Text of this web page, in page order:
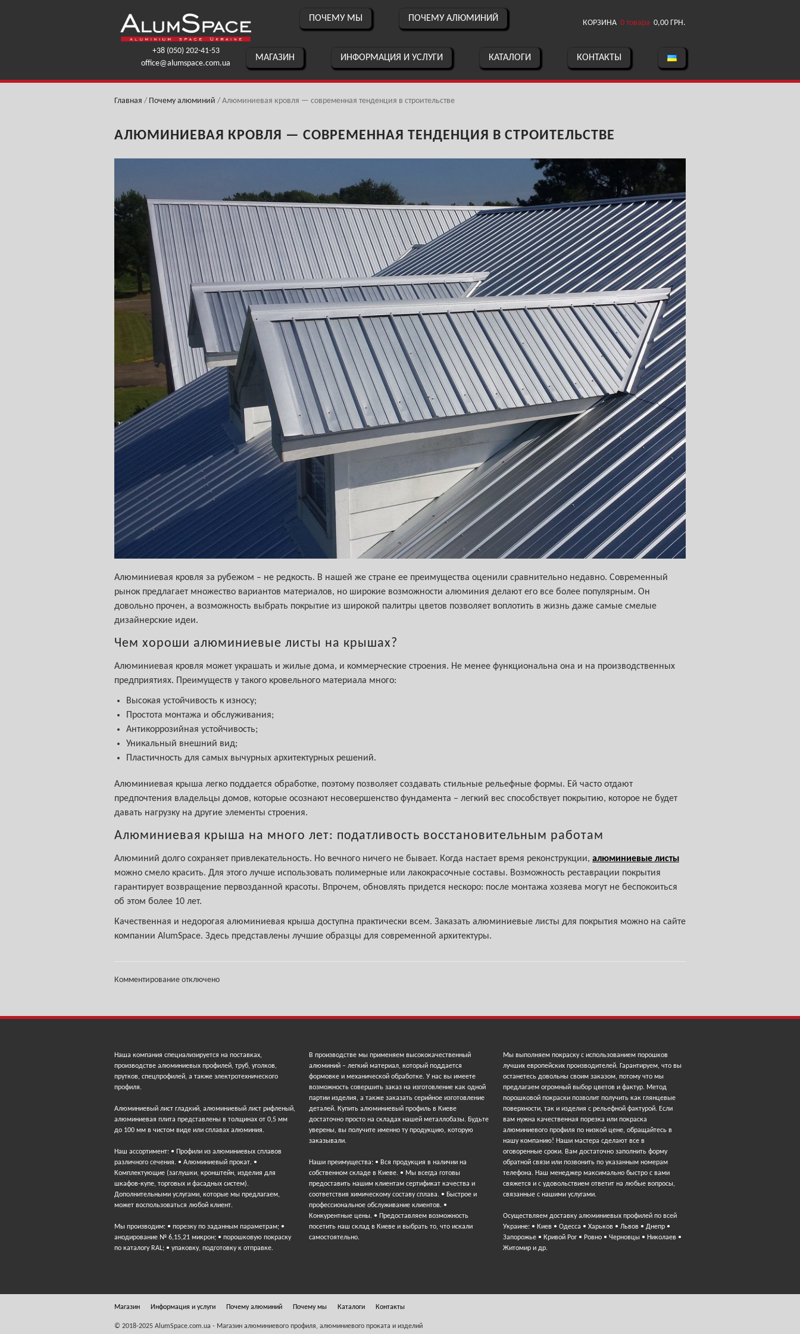
+38 (050) 202-41-53
office@alumspace.com.ua
ПОЧЕМУ МЫ ПОЧЕМУ АЛЮМИНИЙ КОРЗИНА 0 товара 0,00 ГРН.
МАГАЗИН ИНФОРМАЦИЯ И УСЛУГИ КАТАЛОГИ КОНТАКТЫ
Главная / Почему алюминий / Алюминиевая кровля — современная тенденция в строительстве
АЛЮМИНИЕВАЯ КРОВЛЯ — СОВРЕМЕННАЯ ТЕНДЕНЦИЯ В СТРОИТЕЛЬСТВЕ
Алюминиевая кровля за рубежом – не редкость. В нашей же стране ее преимущества оценили сравнительно недавно. Современный
рынок предлагает множество вариантов материалов, но широкие возможности алюминия делают его все более популярным. Он
довольно прочен, а возможность выбрать покрытие из широкой палитры цветов позволяет воплотить в жизнь даже самые смелые
дизайнерские идеи.
Чем хороши алюминиевые листы на крышах?
Алюминиевая кровля может украшать и жилые дома, и коммерческие строения. Не менее функциональна она и на производственных
предприятиях. Преимуществ у такого кровельного материала много:
Высокая устойчивость к износу;
Простота монтажа и обслуживания;
Антикоррозийная устойчивость;
Уникальный внешний вид;
Пластичность для самых вычурных архитектурных решений.
Алюминиевая крыша легко поддается обработке, поэтому позволяет создавать стильные рельефные формы. Ей часто отдают
предпочтения владельцы домов, которые осознают несовершенство фундамента – легкий вес способствует покрытию, которое не будет
давать нагрузку на другие элементы строения.
Алюминиевая крыша на много лет: податливость восстановительным работам
Алюминий долго сохраняет привлекательность. Но вечного ничего не бывает. Когда настает время реконструкции, алюминиевые листы
можно смело красить. Для этого лучше использовать полимерные или лакокрасочные составы. Возможность реставрации покрытия
гарантирует возвращение первозданной красоты. Впрочем, обновлять придется нескоро: после монтажа хозяева могут не беспокоиться
об этом более 10 лет.
Качественная и недорогая алюминиевая крыша доступна практически всем. Заказать алюминиевые листы для покрытия можно на сайте
компании AlumSpace. Здесь представлены лучшие образцы для современной архитектуры.
Комментирование отключено
Наша компания специализируется на поставках,
производстве алюминиевых профилей, труб, уголков,
прутков, спецпрофилей, а также электротехнического
профиля.
Алюминиевый лист гладкий, алюминиевый лист рифленый,
алюминиевая плита представлены в толщинах от 0,5 мм
до 100 мм в чистом виде или сплавах алюминия.
Наш ассортимент: • Профили из алюминиевых сплавов
различного сечения. • Алюминиевый прокат. •
Комплектующие (заглушки, кронштейн, изделия для
шкафов-купе, торговых и фасадных систем).
Дополнительными услугами, которые мы предлагаем,
может воспользоваться любой клиент.
Мы производим: • порезку по заданным параметрам; •
анодирование № 6,15,21 микрон; • порошковую покраску
по каталогу RAL; • упаковку, подготовку к отправке.
В производстве мы применяем высококачественный
алюминий – легкий материал, который поддается
формовке и механической обработке. У нас вы имеете
возможность совершить заказ на изготовление как одной
партии изделия, а также заказать серийное изготовление
деталей. Купить алюминиевый профиль в Киеве
достаточно просто на складах нашей металлобазы. Будьте
уверены, вы получите именно ту продукцию, которую
заказывали.
Наши преимущества: • Вся продукция в наличии на
собственном складе в Киеве. • Мы всегда готовы
предоставить нашим клиентам сертификат качества и
соответствия химическому составу сплава. • Быстрое и
профессиональное обслуживание клиентов. •
Конкурентные цены. • Предоставляем возможность
посетить наш склад в Киеве и выбрать то, что искали
самостоятельно.
Мы выполняем покраску с использованием порошков
лучших европейских производителей. Гарантируем, что вы
останетесь довольны своим заказом, потому что мы
предлагаем огромный выбор цветов и фактур. Метод
порошковой покраски позволит получить как глянцевые
поверхности, так и изделия с рельефной фактурой. Если
вам нужна качественная порезка или покраска
алюминиевого профиля по низкой цене, обращайтесь в
нашу компанию! Наши мастера сделают все в
оговоренные сроки. Вам достаточно заполнить форму
обратной связи или позвонить по указанным номерам
телефона. Наш менеджер максимально быстро с вами
свяжется и с удовольствием ответит на любые вопросы,
связанные с нашими услугами.
Осуществляем доставку алюминиевых профилей по всей
Украине: • Киев • Одесса • Харьков • Львов • Днепр •
Запорожье • Кривой Рог • Ровно • Черновцы • Николаев •
Житомир и др.
Магазин Информация и услуги Почему алюминий Почему мы Каталоги Контакты
© 2018-2025 AlumSpace.com.ua - Магазин алюминиевого профиля, алюминиевого проката и изделий